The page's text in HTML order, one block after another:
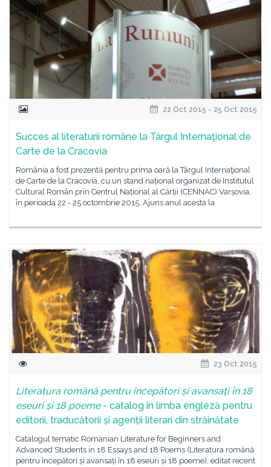
22 Oct 2015 - 25 Oct 2015
Succes al literaturii române la Târgul Internaţional de
Carte de la Cracovia
România a fost prezentă pentru prima oară la Târgul Internaţional
de Carte de la Cracovia, cu un stand național organizat de Institutul
Cultural Român prin Centrul Național al Cărții (CENNAC) Varșovia,
în perioada 22 - 25 octombrie 2015. Ajuns anul acesta la
23 Oct 2015
Literatura română pentru începători și avansați în 18
eseuri și 18poeme- catalog în limba engleză pentru
editorii, traducătorii și agenții literari din străinătate
Catalogul tematic Romanian Literature for Beginners and
Advanced Students in 18 Essays and 18 Poems (Literatura română
pentru începători și avansați în 18 eseuri și 18 poeme), editat recent